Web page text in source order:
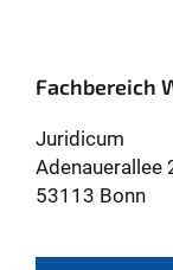
Fachbereich
Juridicum
Adenauerallee
53113 Bonn